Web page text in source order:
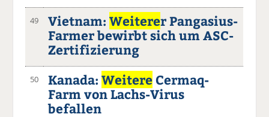
49 Vietnam:Weiterer Pangasius-
Farmer bewirbt sich um ASC-
Zertifizierung
50 Kanada:WeitereCermaq-
Farm von Lachs-Virus
befallen